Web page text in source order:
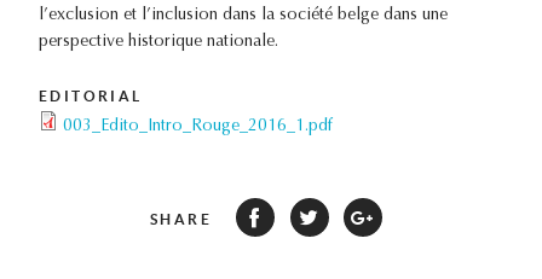
l’exclusion et l’inclusion dans la société belge dans une
perspective historique nationale.
EDITORIAL
003_Edito_Intro_Rouge_2016_1.pdf
SHARE